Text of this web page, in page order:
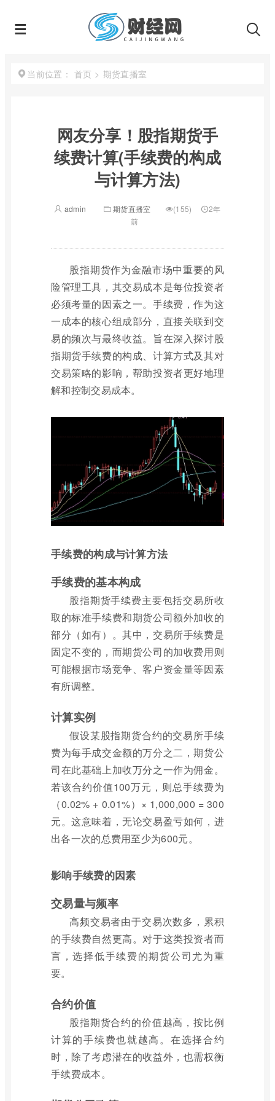
当前位置： 首页 > 期货直播室
网友分享！股指期货手
续费计算(手续费的构成
与计算方法)
admin 期货直播室 (155)
2年
前
股指期货作为金融市场中重要的风
险管理工具，其交易成本是每位投资者
必须考量的因素之一。手续费，作为这
一成本的核心组成部分，直接关联到交
易的频次与最终收益。旨在深入探讨股
指期货手续费的构成、计算方式及其对
交易策略的影响，帮助投资者更好地理
解和控制交易成本。
手续费的构成与计算方法
手续费的基本构成
股指期货手续费主要包括交易所收
取的标准手续费和期货公司额外加收的
部分（如有）。其中，交易所手续费是
固定不变的，而期货公司的加收费用则
可能根据市场竞争、客户资金量等因素
有所调整。
计算实例
假设某股指期货合约的交易所手续
费为每手成交金额的万分之二，期货公
司在此基础上加收万分之一作为佣金。
若该合约价值100万元，则总手续费为
（0.02% + 0.01%）× 1,000,000 = 300
元。这意味着，无论交易盈亏如何，进
出各一次的总费用至少为600元。
影响手续费的因素
交易量与频率
高频交易者由于交易次数多，累积
的手续费自然更高。对于这类投资者而
言，选择低手续费的期货公司尤为重
要。
合约价值
股指期货合约的价值越高，按比例
计算的手续费也就越高。在选择合约
时，除了考虑潜在的收益外，也需权衡
手续费成本。